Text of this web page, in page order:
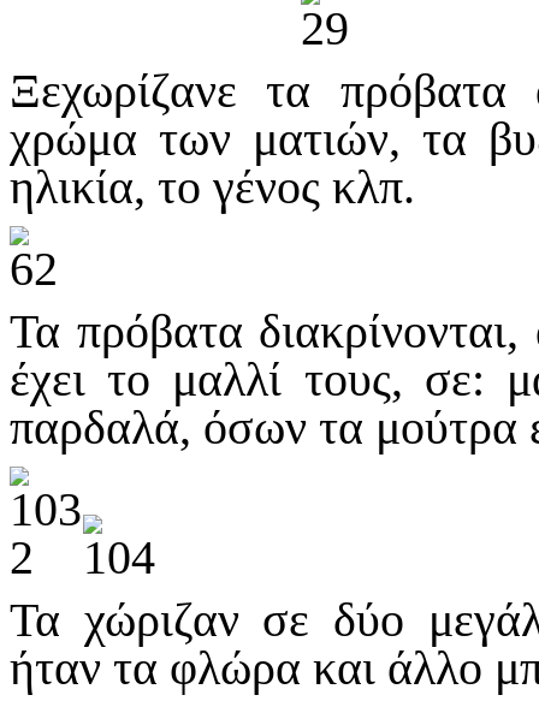
Ξεχωρίζανε τα
χρώμα των ματιών, τα
ηλικία, το γένος κλπ.
Τα πρόβατα
έχει το μαλλί τους, σε:
παρδαλά, όσων τα μούτρα
Τα χώριζαν σε δύο
ήταν τα φλώρα και άλλο